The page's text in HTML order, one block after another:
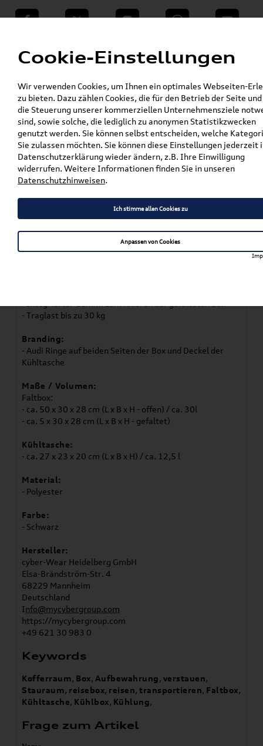
teilen Twitter Instagram WhatsApp E-Mail
VW Shop - VW Originalteile und Zubehör »
% Sale »
Original Audi Faltbox, schwarz 3292600400
Original Audi Faltbox,
schwarz 3292600400
Artikelbeschreibung
Details:
- Praktische Faltbox für den Kofferraum mit
- Traglast bis zu 30 kg
Branding:
- Audi Ringe auf beiden Seiten der Box und Deckel der
Kühltasche
Maße / Volumen:
Faltbox:
- ca. 50 x 30 x 28 cm (L x B x H - offen) / ca. 30l
- ca. 5 x 30 x 28 cm (L x B x H - gefaltet)
Kühltasche:
- ca. 27 x 23 x 20 cm (L x B x H) / ca. 12,5 l
Material:
- Polyester
Farbe:
- Schwarz
Hersteller:
cyber-Wear Heidelberg GmbH
Elsa-Brändström-Str. 4
68229 Mannheim
Deutschland
Info@mycybergroup.com
https://mycybergroup.com
+49 621 30 983 0
Keywords
Kofferraum, Box, Aufbewahrung, verstauen,
Stauraum, reisebox, reisen,transportieren, Faltbox,
Kühltasche, Kühlbox, Kühlung,
Frage zum Artikel
Cookie-Einstellungen
Wir verwenden Cookies, um Ihnen ein optimales Webseiten-
zu bieten. Dazu zählen Cookies, die für den Betrieb der Seite
die Steuerung unserer kommerziellen Unternehmensziele
sind, sowie solche, die lediglich zu anonymen Statistikzwecken
genutzt werden. Sie können selbst entscheiden, welche
Sie zulassen möchten. Sie können diese Einstellungen jederzeit
Datenschutzerklärung wieder ändern, z.B. Ihre Einwilligung
widerrufen. Weitere Informationen finden Sie in unseren
Datenschutzhinweisen.
Ich stimme allen Cookies zu
Anpassen von Cookies